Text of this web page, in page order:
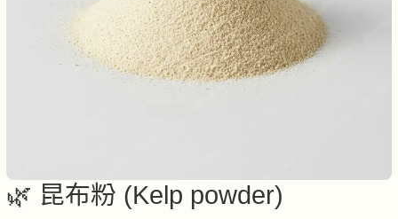
🌿 昆布粉 (Kelp powder)